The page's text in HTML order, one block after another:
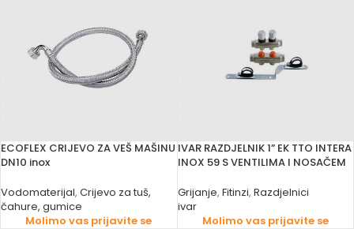
ECOFLEX CRIJEVO ZA VEŠ MAŠINU
DN10 inox
Vodomaterijal, Crijevo za tuš,
čahure, gumice
Molimo vas prijavite se
IVAR RAZDJELNIK 1” EK TTO INTERA
INOX 59 S VENTILIMA I NOSAČEM
Grijanje, Fitinzi, Razdjelnici
ivar
Molimo vas prijavite se